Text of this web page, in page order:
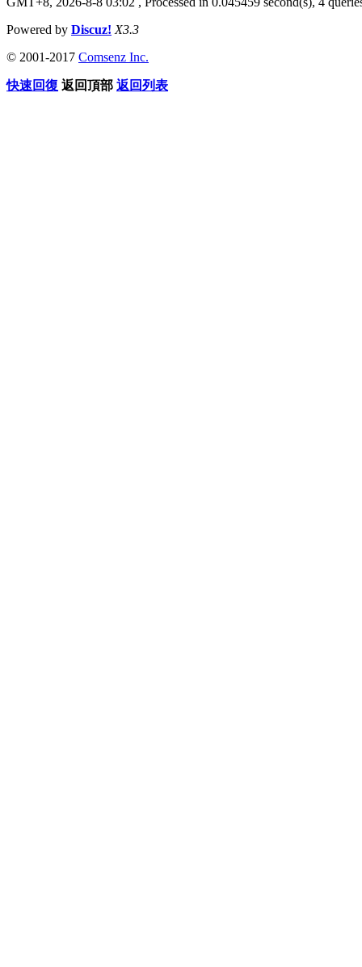
Powered by Discuz! X3.3
© 2001-2017 Comsenz Inc.
快速回復 返回頂部 返回列表